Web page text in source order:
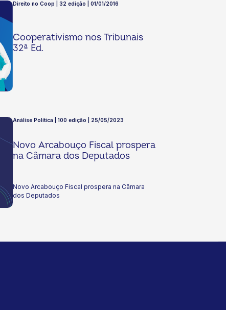
Direito no Coop | 32 edição | 01/01/2016
Cooperativismo nos Tribunais
32ª Ed.
Análise Política | 100 edição | 25/05/2023
Novo Arcabouço Fiscal prospera
na Câmara dos Deputados
Novo Arcabouço Fiscal prospera na Câmara
dos Deputados